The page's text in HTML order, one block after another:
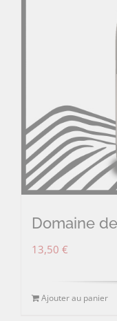
Domaine
13,50 €
Ajouter au panier